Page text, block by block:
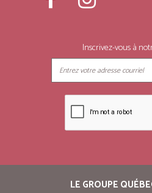
Inscrivez-vous à
LE GROUPE